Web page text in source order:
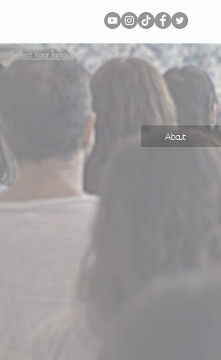
Select Your language
About